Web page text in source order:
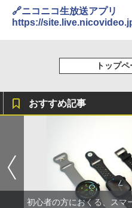
🔗ニコニコ生放送アプリ
https://
トップ
おすすめ記事
初心者の方におくる、スマ